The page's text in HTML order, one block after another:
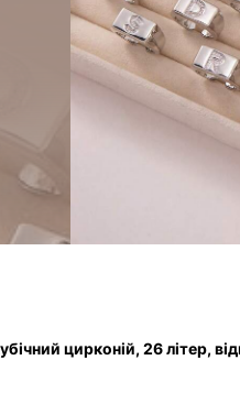
цирконій, 26 літер,